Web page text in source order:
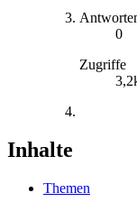
0
Zugriffe
Inhalte
Themen